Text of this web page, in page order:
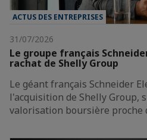
ACTUS DES ENTREPRISES
31/07/2026
Le groupe français
rachat de Shelly Group
Le géant français Schneider
l'acquisition de Shelly Group,
valorisation boursière proche